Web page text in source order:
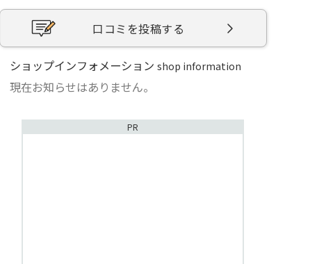
口コミを投稿する
ショップインフォメーションshop information
現在お知らせはありません。
PR